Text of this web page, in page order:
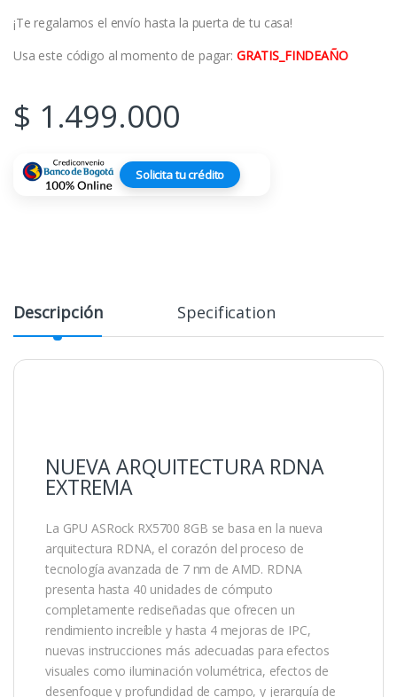
¡Te regalamos el envío hasta la puerta de tu casa!
Usa este código al momento de pagar: GRATIS_FINDEAÑO
$ 1.499.000
Solicita tu crédito
Descripción Specification
NUEVA ARQUITECTURA RDNA
EXTREMA
La GPU ASRock RX5700 8GB se basa en la nueva
arquitectura RDNA, el corazón del proceso de
tecnología avanzada de 7 nm de AMD. RDNA
presenta hasta 40 unidades de cómputo
completamente rediseñadas que ofrecen un
rendimiento increíble y hasta 4 mejoras de IPC,
nuevas instrucciones más adecuadas para efectos
visuales como iluminación volumétrica, efectos de
desenfoque y profundidad de campo, y jerarquía de